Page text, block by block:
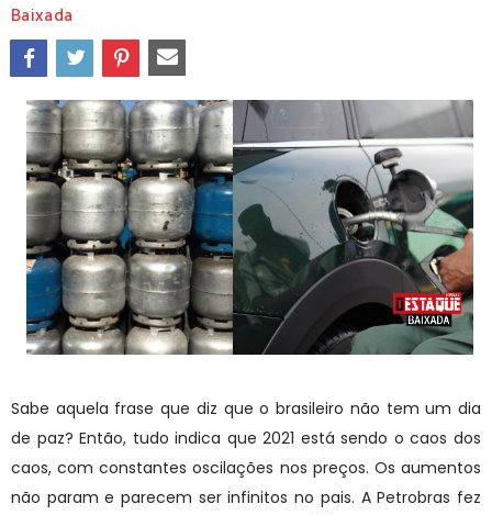
Baixada
Sabe aquela frase que diz que o brasileiro não tem um dia
de paz? Então, tudo indica que 2021 está sendo o caos dos
caos, com constantes oscilações nos preços. Os aumentos
não param e parecem ser infinitos no pais. A Petrobras fez